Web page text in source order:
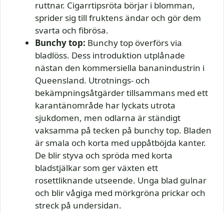
ruttnar. Cigarrtipsröta börjar i blomman,
sprider sig till fruktens ändar och gör dem
svarta och fibrösa.
Bunchy top: Bunchy top överförs via
bladlöss. Dess introduktion utplånade
nästan den kommersiella bananindustrin i
Queensland. Utrotnings- och
bekämpningsåtgärder tillsammans med ett
karantänområde har lyckats utrota
sjukdomen, men odlarna är ständigt
vaksamma på tecken på bunchy top. Bladen
är smala och korta med uppåtböjda kanter.
De blir styva och spröda med korta
bladstjälkar som ger växten ett
rosettliknande utseende. Unga blad gulnar
och blir vågiga med mörkgröna prickar och
streck på undersidan.